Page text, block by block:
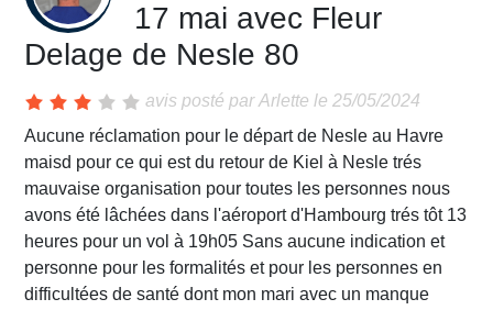
17 mai avec Fleur
Delage de Nesle 80
avis posté parArlette le 25/05/2024
Aucune réclamation pour le départ de Nesle au Havre
maisd pour ce qui est du retour de Kiel à Nesle trés
mauvaise organisation pour toutes les personnes nous
avons été lâchées dans l'aéroport d'Hambourg trés tôt 13
heures pour un vol à 19h05 Sans aucune indication et
personne pour les formalités et pour les personnes en
difficultées de santé dont mon mari avec un manque